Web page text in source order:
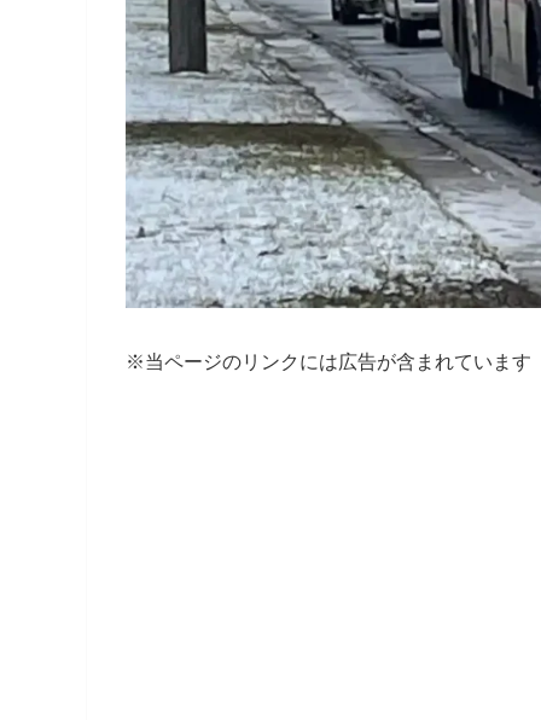
※当ページのリンクには広告が含まれています